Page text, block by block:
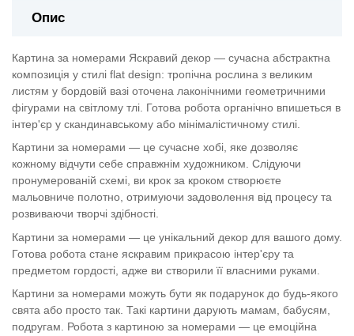
Опис
Картина за номерами Яскравий декор — сучасна абстрактна
композиція у стилі flat design: тропічна рослина з великим
листям у бордовій вазі оточена лаконічними геометричними
фігурами на світлому тлі. Готова робота органічно впишеться в
інтер'єр у скандинавському або мінімалістичному стилі.
Картини за номерами — це сучасне хобі, яке дозволяє
кожному відчути себе справжнім художником. Слідуючи
пронумерованій схемі, ви крок за кроком створюєте
мальовниче полотно, отримуючи задоволення від процесу та
розвиваючи творчі здібності.
Картини за номерами — це унікальний декор для вашого дому.
Готова робота стане яскравим прикрасою інтер'єру та
предметом гордості, адже ви створили її власними руками.
Картини за номерами можуть бути як подарунок до будь-якого
свята або просто так. Такі картини дарують мамам, бабусям,
подругам. Робота з картиною за номерами — це емоційна